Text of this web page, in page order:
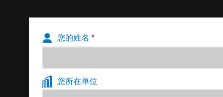
您的姓名 *
您所在单位